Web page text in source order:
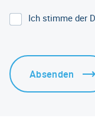
Ich stimme der